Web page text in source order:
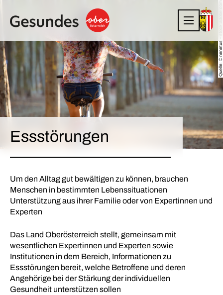
Quelle: © nenetus – stock.adobe.com
Essstörungen
Um den Alltag gut bewältigen zu können, brauchen
Menschen in bestimmten Lebenssituationen
Unterstützung aus ihrer Familie oder von Expertinnen und
Experten
Das Land Oberösterreich stellt, gemeinsam mit
wesentlichen Expertinnen und Experten sowie
Institutionen in dem Bereich, Informationen zu
Essstörungen bereit, welche Betroffene und deren
Angehörige bei der Stärkung der individuellen
Gesundheit unterstützen sollen